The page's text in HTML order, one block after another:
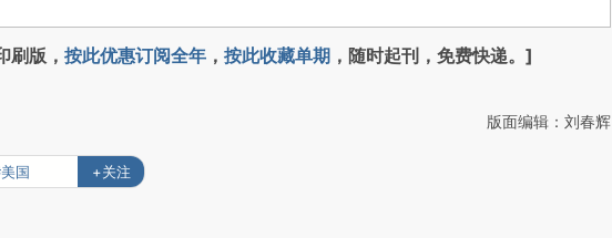
刷版， 按此优惠订阅全年 ， 按此收藏单期 ，随时起刊，免费快递。]
版面编辑：刘春辉
国 +关注